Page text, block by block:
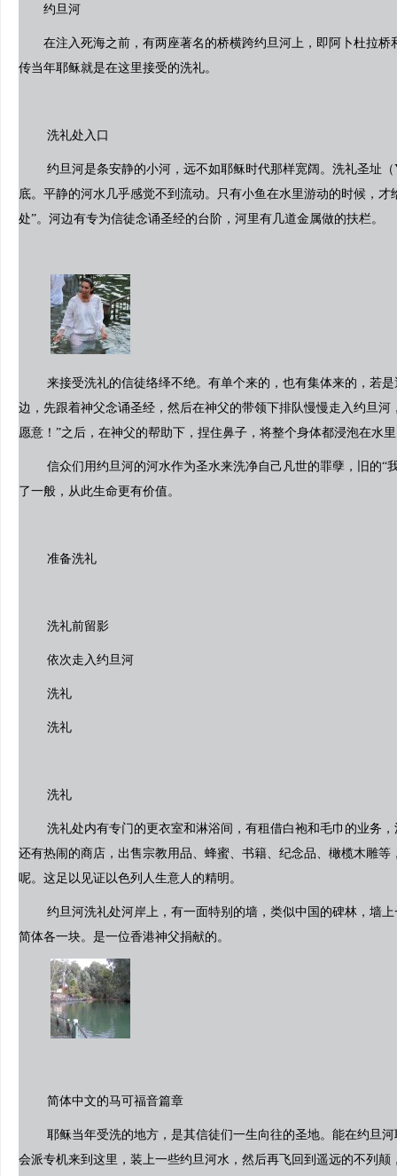
约旦河
在注入死海之前，有两座著名的桥横跨约旦河上，即阿卜杜拉桥
传当年耶稣就是在这里接受的洗礼。
洗礼处入口
约旦河是条安静的小河，远不如耶稣时代那样宽阔。洗礼圣址
底。平静的河水几乎感觉不到流动。只有小鱼在水里游动的时候，
处”。河边有专为信徒念诵圣经的台阶，河里有几道金属做的扶栏。
来接受洗礼的信徒络绎不绝。有单个来的，也有集体来的，若
边，先跟着神父念诵圣经，然后在神父的带领下排队慢慢走入约旦
愿意！”之后，在神父的帮助下，捏住鼻子，将整个身体都浸泡在水
信众们用约旦河的河水作为圣水来洗净自己凡世的罪孽，旧的“
了一般，从此生命更有价值。
准备洗礼
洗礼前留影
依次走入约旦河
洗礼
洗礼
洗礼
洗礼处内有专门的更衣室和淋浴间，有租借白袍和毛巾的业务
还有热闹的商店，出售宗教用品、蜂蜜、书籍、纪念品、橄榄木雕
呢。这足以见证以色列人生意人的精明。
约旦河洗礼处河岸上，有一面特别的墙，类似中国的碑林，墙
简体各一块。是一位香港神父捐献的。
简体中文的马可福音篇章
耶稣当年受洗的地方，是其信徒们一生向往的圣地。能在约旦
会派专机来到这里，装上一些约旦河水，然后再飞回到遥远的不列